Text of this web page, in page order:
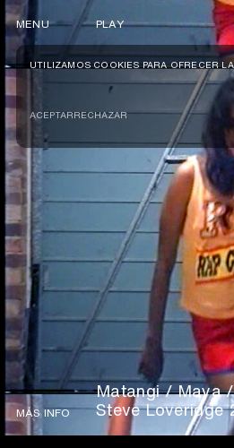
UTILIZAMOS COOKIES PARA OFRECER
ACEPTARRECHAZAR
MENU PLAY
Matangi / Maya
Steve Loveridge
MÁS INFO